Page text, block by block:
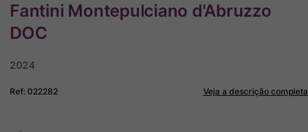
Fantini Montepulciano d'Abruzzo
DOC
2024
Ref:022282 Veja a descrição completa